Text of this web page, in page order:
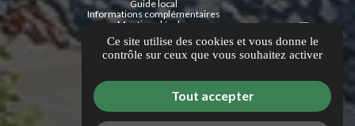
Guide local
Informations complémentaires
Mentions légales
Politique de confidentialité
Gestion des cookies
Ce site utilise des cookies et vous donne le
contrôle sur ceux que vous souhaitez activer
Tout accepter